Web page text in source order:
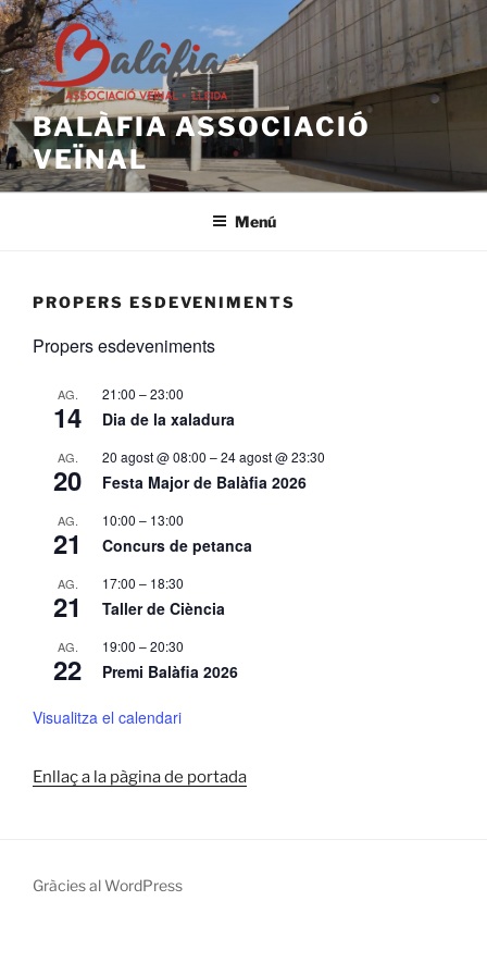
Vés
al
contingut
BALÀFIA ASSOCIACIÓ
VEÏNAL
Menú
PROPERS ESDEVENIMENTS
Propers esdeveniments
AG.
14
21:00 –23:00
Dia de la xaladura
AG.
20
20 agost @ 08:00 –24 agost @ 23:30
Festa Major de Balàfia 2026
AG.
21
10:00 – 13:00
Concurs de petanca
AG.
21
17:00 – 18:30
Taller de Ciència
AG.
22
19:00 –20:30
Premi Balàfia 2026
Visualitza el calendari
Enllaç a la pàgina de portada
Gràcies al WordPress